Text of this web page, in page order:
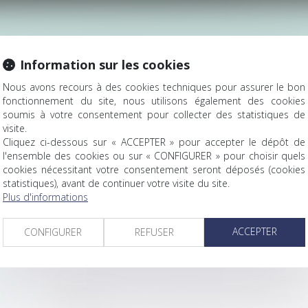
public de réparer les dommages occasionnés par son action
NOS EXPERTISES
Défaut d’entretien des voiries, chutes sur la voie publique,
Information sur les cookies
Nous avons recours à des cookies techniques pour assurer le bon
fonctionnement du site, nous utilisons également des cookies
soumis à votre consentement pour collecter des statistiques de
visite.
Cliquez ci-dessous sur « ACCEPTER » pour accepter le dépôt de
l'ensemble des cookies ou sur « CONFIGURER » pour choisir quels
cookies nécessitant votre consentement seront déposés (cookies
statistiques), avant de continuer votre visite du site.
Plus d'informations
CONFIGURER REFUSER ACCEPTER